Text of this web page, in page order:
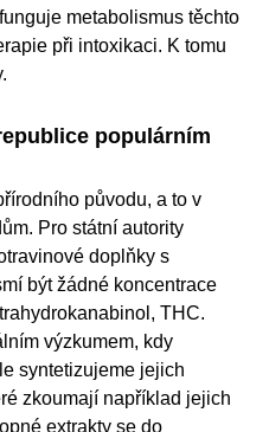
metabolismus těchto
při intoxikaci. K tomu
populárním
původu, a to v
Pro státní autority
doplňky s
být žádné koncentrace
THC.
výzkumem, kdy
syntetizujeme jejich
zkoumají například jejich
extrakty se do